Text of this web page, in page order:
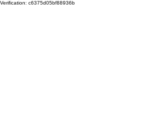
Verification: c6375d05bf88936b